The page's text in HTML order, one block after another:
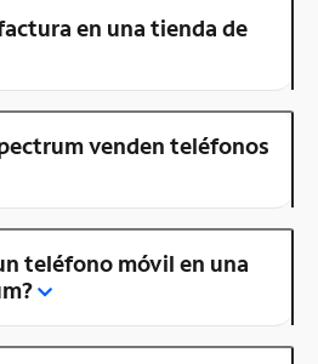
en una tienda de
venden teléfonos
teléfono móvil en una